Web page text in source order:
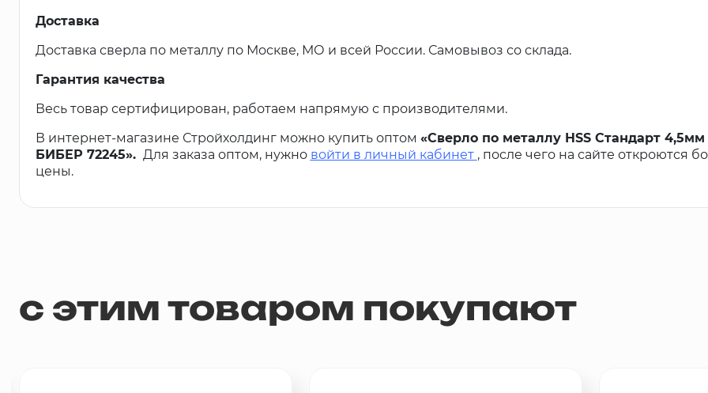
Доставка
Доставка сверла по металлу по Москве, МО и всей России. Самовывоз со склада.
Гарантия качества
Весь товар сертифицирован, работаем напрямую с производителями.
В интернет-магазине Стройхолдинг можно купить оптом «Сверло по металлу HSS Стандарт
БИБЕР 72245». Для заказа оптом, нужно войти в личный кабинет , после чего на сайте откроются
цены.
с этим товаром покупают